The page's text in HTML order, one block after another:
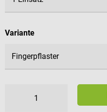
Varianteauswählen